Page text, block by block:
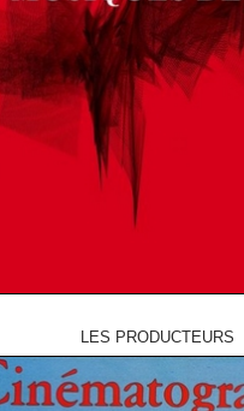
LES PRODUCTEURS